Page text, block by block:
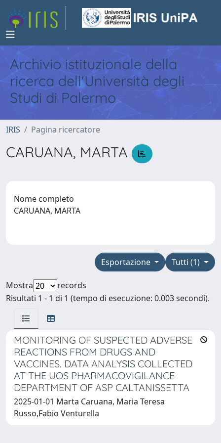
Archivio istituzionale della
ricerca dell'Università degli
Studi di Palermo
IRIS Pagina ricercatore
CARUANA, MARTA
Nome completo
CARUANA, MARTA
Tutti (1)
Esportazione
Mostra
records
Risultati 1 - 1 di 1 (tempo di esecuzione: 0.003 secondi).
MONITORING OF SUSPECTED ADVERSE
REACTIONS FROM DRUGS AND
VACCINES. DATA ANALYSIS COLLECTED
AT THE UOS PHARMACOVIGILANCE
DEPARTMENT OF ASP CALTANISSETTA
2025-01-01 Marta Caruana, Maria Teresa
Russo,Fabio Venturella